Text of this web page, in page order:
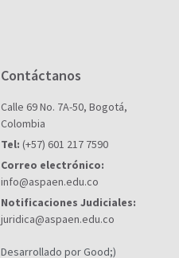
Contáctanos
Calle 69 No. 7A-50, Bogotá,
Colombia
Tel: (+57) 601 217 7590
Correo electrónico:
info@aspaen.edu.co
Notificaciones Judiciales:
juridica@aspaen.edu.co
Desarrollado por Good;)